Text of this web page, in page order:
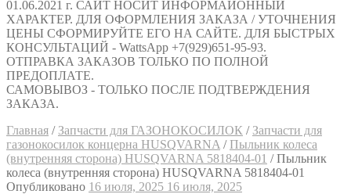
01.06.2021 г. САЙТ НОСИТ ИНФОРМАИОННЫЙ
ХАРАКТЕР. ДЛЯ ОФОРМЛЕНИЯ ЗАКАЗА / УТОЧНЕНИЯ
ЦЕНЫ СФОРМИРУЙТЕ ЕГО НА САЙТЕ. ДЛЯ БЫСТРЫХ
КОНСУЛЬТАЦИЙ - WattsApp +7(929)651-95-93.
ОТПРАВКА ЗАКАЗОВ ТОЛЬКО ПО ПОЛНОЙ
ПРЕДОПЛАТЕ.
САМОВЫВОЗ - ТОЛЬКО ПОСЛЕ ПОДТВЕРЖДЕНИЯ
ЗАКАЗА.
Главная / Запчасти для ГАЗОНОКОСИЛОК / Запчасти для
газонокосилок концерна HUSQVARNA / Пыльник колеса
(внутренняя сторона) HUSQVARNA 5818404-01 /Пыльник
колеса (внутренняя сторона) HUSQVARNA 5818404-01
Опубликовано 16 июля, 2025 16 июля, 2025